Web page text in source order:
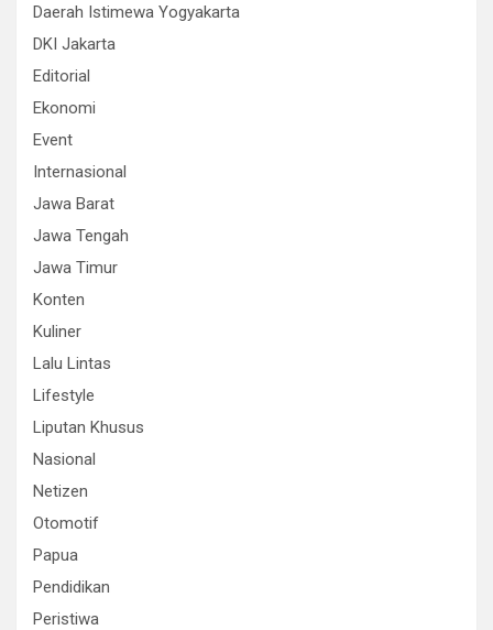
Daerah Istimewa Yogyakarta
DKI Jakarta
Editorial
Ekonomi
Event
Internasional
Jawa Barat
Jawa Tengah
Jawa Timur
Konten
Kuliner
Lalu Lintas
Lifestyle
Liputan Khusus
Nasional
Netizen
Otomotif
Papua
Pendidikan
Peristiwa